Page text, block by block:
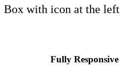
Box with icon at the
Fully Responsive